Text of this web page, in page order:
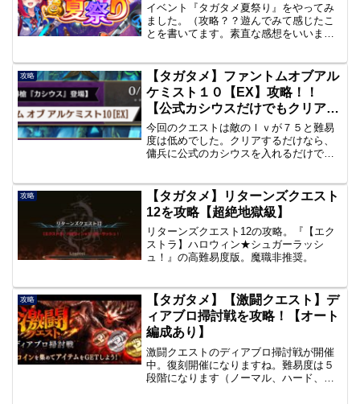
イベント『タガタメ夏祭り』をやってみ
ました。（攻略？？遊んでみて感じたこ
とを書いてます。素直な感想をいいます
攻略
【タガタメ】ファントムオブアル
ケミスト１０【EX】攻略！！
【公式カシウスだけでもクリアで
きます！】
今回のクエストは敵のｌｖが７５と難易
度は低めでした。クリアするだけなら、
傭兵に公式のカシウスを入れるだけでク
が難しくなります。 このクエストをクリ
アすることで、カシウ...
攻略
【タガタメ】リターンズクエスト
12を攻略【超絶地獄級】
リターンズクエスト12の攻略。『【エク
ストラ】ハロウィン★シュガーラッシ
ュ！』の高難易度版。魔職非推奨。
攻略
【タガタメ】【激闘クエスト】デ
ィアブロ掃討戦を攻略！【オート
編成あり】
激闘クエストのディアブロ掃討戦が開催
中。復刻開催になりますね。難易度は５
段階になります（ノーマル、ハード、